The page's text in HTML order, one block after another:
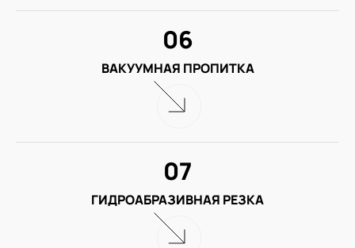
ВАКУУМНАЯ ПРОПИТКА
06
ГИДРОАБРАЗИВНАЯ РЕЗКА
07